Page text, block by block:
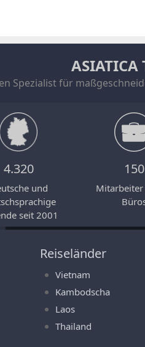
ASIATICA
Spezialist für
4.320
und
seit 2001
150
Mitarbeiter
Reiseländer
Vietnam
Kambodscha
Laos
Thailand